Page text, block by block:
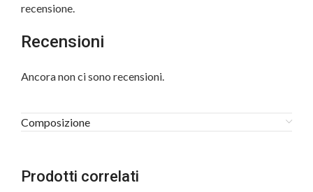
Recensioni
Ancora non ci sono recensioni.
recensione.
Composizione
Prodotti correlati